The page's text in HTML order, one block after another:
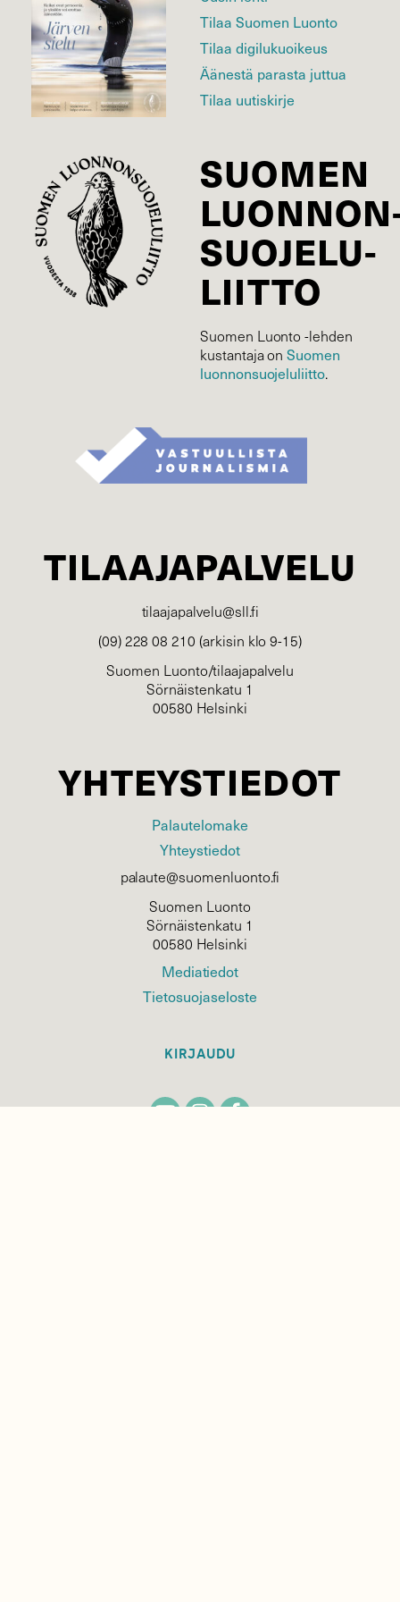
Tilaa Suomen Luonto
Tilaa digilukuoikeus
Äänestä parasta juttua
Tilaa uutiskirje
SUOMEN
SUOJELU­
LIITTO
Suomen Luonto -lehden
kustantaja onSuomen
luonnonsuojelu­liitto.
TILAAJAPALVELU
tilaajapalvelu@sll.fi
(09) 228 08 210 (arkisin klo 9-15)
Suomen Luonto/tilaajapalvelu
Sörnäistenkatu 1
00580 Helsinki
YHTEYSTIEDOT
Palautelomake
Yhteystiedot
palaute@suomenluonto.fi
Suomen Luonto
Sörnäistenkatu 1
00580 Helsinki
Mediatiedot
Tietosuojaseloste
KIRJAUDU